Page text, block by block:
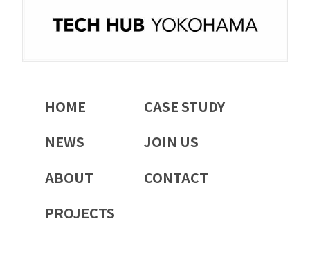
HOME
NEWS
ABOUT
PROJECTS
CASE STUDY
JOIN US
CONTACT